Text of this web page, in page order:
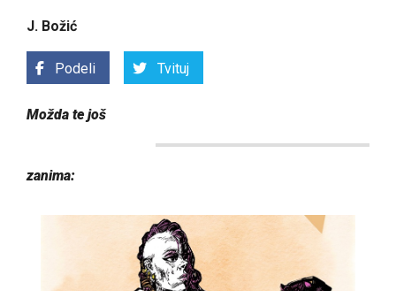
J. Božić
Podeli Tvituj
Možda te još
zanima: